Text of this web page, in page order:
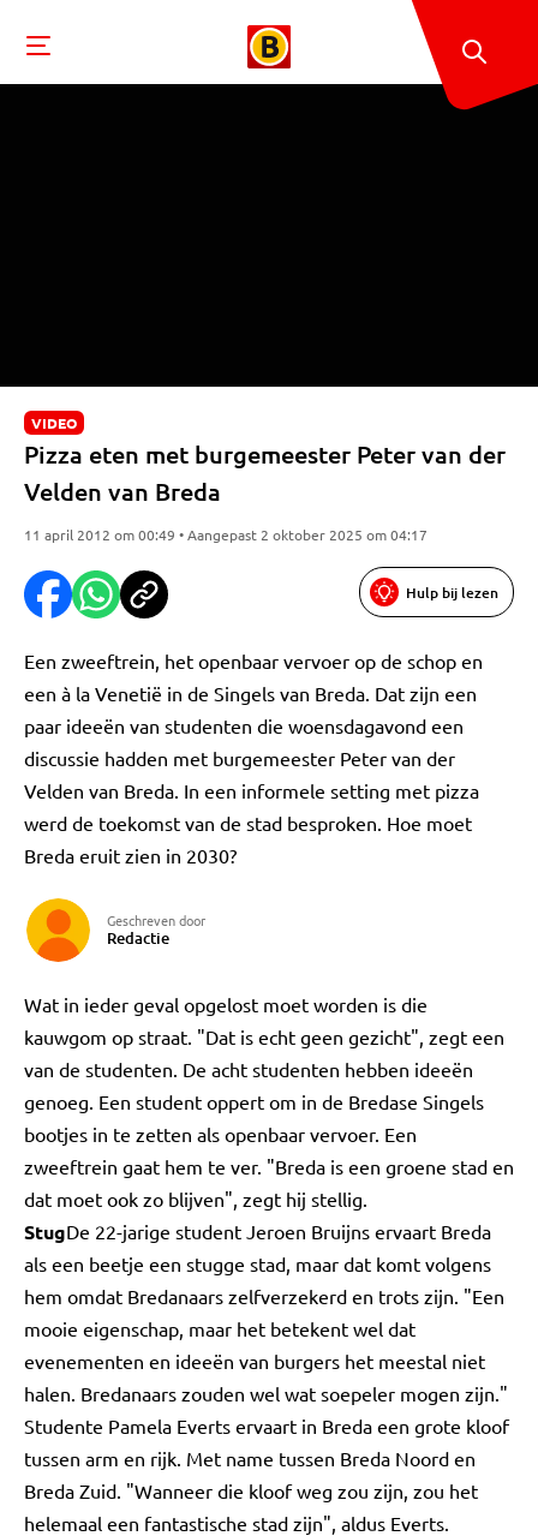
VIDEO
Pizza eten met burgemeester Peter van der
Velden van Breda
11 april 2012 om 00:49 • Aangepast 2 oktober 2025 om 04:17
Hulp bij lezen
Een zweeftrein, het openbaar vervoer op de schop en
een à la Venetië in de Singels van Breda. Dat zijn een
paar ideeën van studenten die woensdagavond een
discussie hadden met burgemeester Peter van der
Velden van Breda. In een informele setting met pizza
werd de toekomst van de stad besproken. Hoe moet
Breda eruit zien in 2030?
Geschreven door
Redactie
Wat in ieder geval opgelost moet worden is die
kauwgom op straat. "Dat is echt geen gezicht", zegt een
van de studenten. De acht studenten hebben ideeën
genoeg. Een student oppert om in de Bredase Singels
bootjes in te zetten als openbaar vervoer. Een
zweeftrein gaat hem te ver. "Breda is een groene stad en
dat moet ook zo blijven", zegt hij stellig.
StugDe 22-jarige student Jeroen Bruijns ervaart Breda
als een beetje een stugge stad, maar dat komt volgens
hem omdat Bredanaars zelfverzekerd en trots zijn. "Een
mooie eigenschap, maar het betekent wel dat
evenementen en ideeën van burgers het meestal niet
halen. Bredanaars zouden wel wat soepeler mogen zijn."
Studente Pamela Everts ervaart in Breda een grote kloof
tussen arm en rijk. Met name tussen Breda Noord en
Breda Zuid. "Wanneer die kloof weg zou zijn, zou het
helemaal een fantastische stad zijn", aldus Everts.